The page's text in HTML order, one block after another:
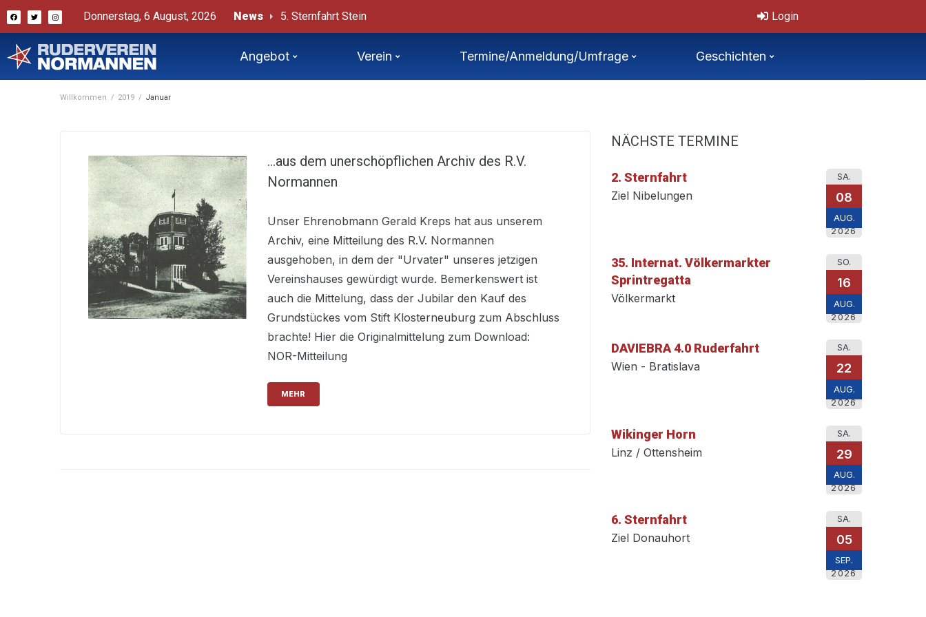
Donnerstag, 6 August, 2026 News #
Bericht von Sprint-ÖM Login
Angebot Verein Termine/Anmeldung/Umfrage Geschichten
Willkommen / 2019 / Januar
…aus dem unerschöpflichen Archiv des R.V.
Normannen
Unser Ehrenobmann Gerald Kreps hat aus unserem
Archiv, eine Mitteilung des R.V. Normannen
ausgehoben, in dem der "Urvater" unseres jetzigen
Vereinshauses gewürdigt wurde. Bemerkenswert ist
auch die Mittelung, dass der Jubilar den Kauf des
Grundstückes vom Stift Klosterneuburg zum Abschluss
brachte! Hier die Originalmittelung zum Download:
NOR-Mitteilung
MEHR
NÄCHSTE TERMINE
SA.
08
AUG.
2026
2. Sternfahrt
Ziel Nibelungen
SO.
16
AUG.
2026
35. Internat. Völkermarkter
Sprintregatta
Völkermarkt
SA.
22
AUG.
2026
DAVIEBRA 4.0 Ruderfahrt
Wien - Bratislava
SA.
29
AUG.
2026
Wikinger Horn
Linz / Ottensheim
SA.
05
SEP.
2026
6. Sternfahrt
Ziel Donauhort